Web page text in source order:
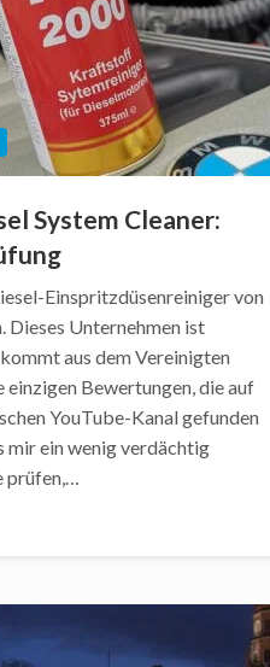
System Cleaner:
Einspritzdüsenreiniger von
Dieses Unternehmen ist
aus dem Vereinigten
einzigen Bewertungen, die auf
YouTube-Kanal gefunden
mir ein wenig verdächtig